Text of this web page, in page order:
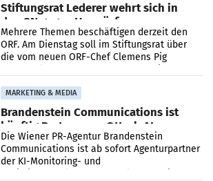
Stiftungsrat Lederer wehrt sich in
den SN gegen Vorwürfe
Mehrere Themen beschäftigen derzeit den
ORF. Am Dienstag soll im Stiftungsrat über
die vom neuen ORF-Chef Clemens Pig
MARKETING & MEDIA
Brandenstein Communications ist
künftig Partner von OtterlyAI
Die Wiener PR-Agentur Brandenstein
Communications ist ab sofort Agenturpartner
der KI-Monitoring- und